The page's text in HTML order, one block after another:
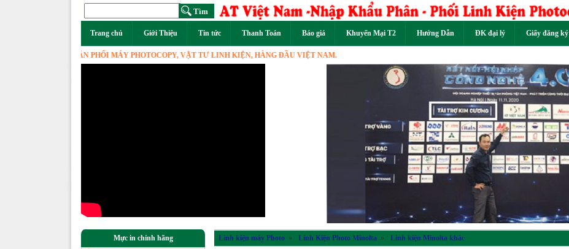
Trang chủ Giới Thiệu Tin tức Thanh Toán Báo giá Khuyến Mại T2 Hướng Dẫn ĐK đại lý Giấy đăng ký
NAM - PHÂN PHỐI MÁY PHOTOCOPY, VẬT TƯ LINH KIỆN, HÀNG ĐẦU VIỆT NAM.
Mực in chính hãng
Linh kiện máy Photo » Linh Kiện Photo Minolta » Linh kiện Minolta khác